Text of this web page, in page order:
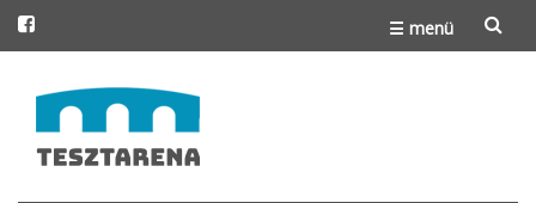
☰ menü
to
content